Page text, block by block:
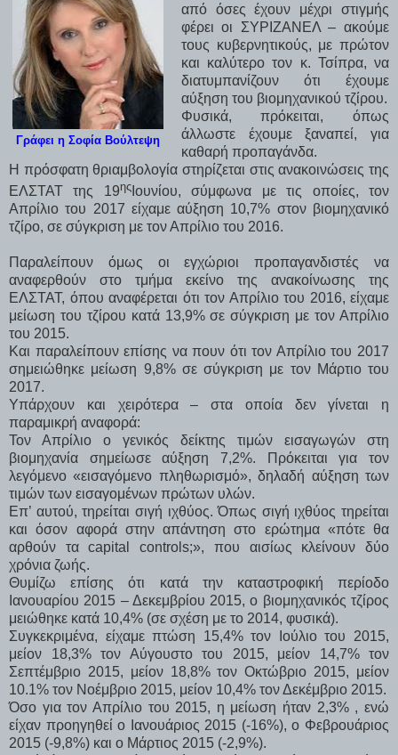
Γράφει η Σοφία Βούλτεψη
από όσες έχουν μέχρι στιγμής
φέρει οι ΣΥΡΙΖΑΝΕΛ – ακούμε
τους κυβερνητικούς, με πρώτον
και καλύτερο τον κ. Τσίπρα, να
διατυμπανίζουν ότι έχουμε
αύξηση του βιομηχανικού τζίρου.
Φυσικά, πρόκειται, όπως
άλλωστε έχουμε ξαναπεί, για
καθαρή προπαγάνδα.
Η πρόσφατη θριαμβολογία στηρίζεται στις ανακοινώσεις της
ΕΛΣΤΑΤ της 19ηςΙουνίου, σύμφωνα με τις οποίες, τον
Απρίλιο του 2017 είχαμε αύξηση 10,7% στον βιομηχανικό
τζίρο, σε σύγκριση με τον Απρίλιο του 2016.
Παραλείπουν όμως οι εγχώριοι προπαγανδιστές να
αναφερθούν στο τμήμα εκείνο της ανακοίνωσης της
ΕΛΣΤΑΤ, όπου αναφέρεται ότι τον Απρίλιο του 2016, είχαμε
μείωση του τζίρου κατά 13,9% σε σύγκριση με τον Απρίλιο
του 2015.
Και παραλείπουν επίσης να πουν ότι τον Απρίλιο του 2017
σημειώθηκε μείωση 9,8% σε σύγκριση με τον Μάρτιο του
2017.
Υπάρχουν και χειρότερα – στα οποία δεν γίνεται η
παραμικρή αναφορά:
Τον Απρίλιο ο γενικός δείκτης τιμών εισαγωγών στη
βιομηχανία σημείωσε αύξηση 7,2%. Πρόκειται για τον
λεγόμενο «εισαγόμενο πληθωρισμό», δηλαδή αύξηση των
τιμών των εισαγομένων πρώτων υλών.
Επ’ αυτού, τηρείται σιγή ιχθύος. Όπως σιγή ιχθύος τηρείται
και όσον αφορά στην απάντηση στο ερώτημα «πότε θα
αρθούν τα capital controls;», που αισίως κλείνουν δύο
χρόνια ζωής.
Θυμίζω επίσης ότι κατά την καταστροφική περίοδο
Ιανουαρίου 2015 – Δεκεμβρίου 2015, ο βιομηχανικός τζίρος
μειώθηκε κατά 10,4% (σε σχέση με το 2014, φυσικά).
Συγκεκριμένα, είχαμε πτώση 15,4% τον Ιούλιο του 2015,
μείον 18,3% τον Αύγουστο του 2015, μείον 14,7% τον
Σεπτέμβριο 2015, μείον 18,8% τον Οκτώβριο 2015, μείον
10.1% τον Νοέμβριο 2015, μείον 10,4% τον Δεκέμβριο 2015.
Όσο για τον Απρίλιο του 2015, η μείωση ήταν 2,3% , ενώ
είχαν προηγηθεί ο Ιανουάριος 2015 (-16%), ο Φεβρουάριος
2015 (-9,8%) και ο Μάρτιος 2015 (-2,9%).